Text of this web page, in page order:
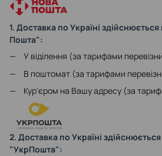
1. Доставка по Україні
Пошта":
У віділення (за тарифами
В поштомат (за тарифами
Кур'єром на Вашу адресу (за
2. Доставка по Україні
"УкрПошта":